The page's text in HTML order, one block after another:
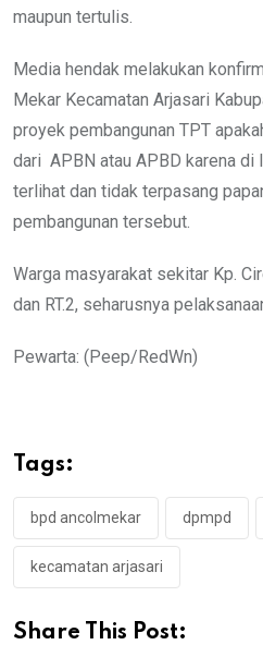
maupun tertulis.
Media hendak melakukan
Mekar Kecamatan Arjasari
proyek pembangunan TPT
dari APBN atau APBD karena di
terlihat dan tidak terpasang
pembangunan tersebut.
Warga masyarakat sekitar Kp.
dan RT.2, seharusnya
Pewarta: (Peep/RedWn)
Tags:
bpd ancolmekar dpmpd
kecamatan arjasari
Share This Post: